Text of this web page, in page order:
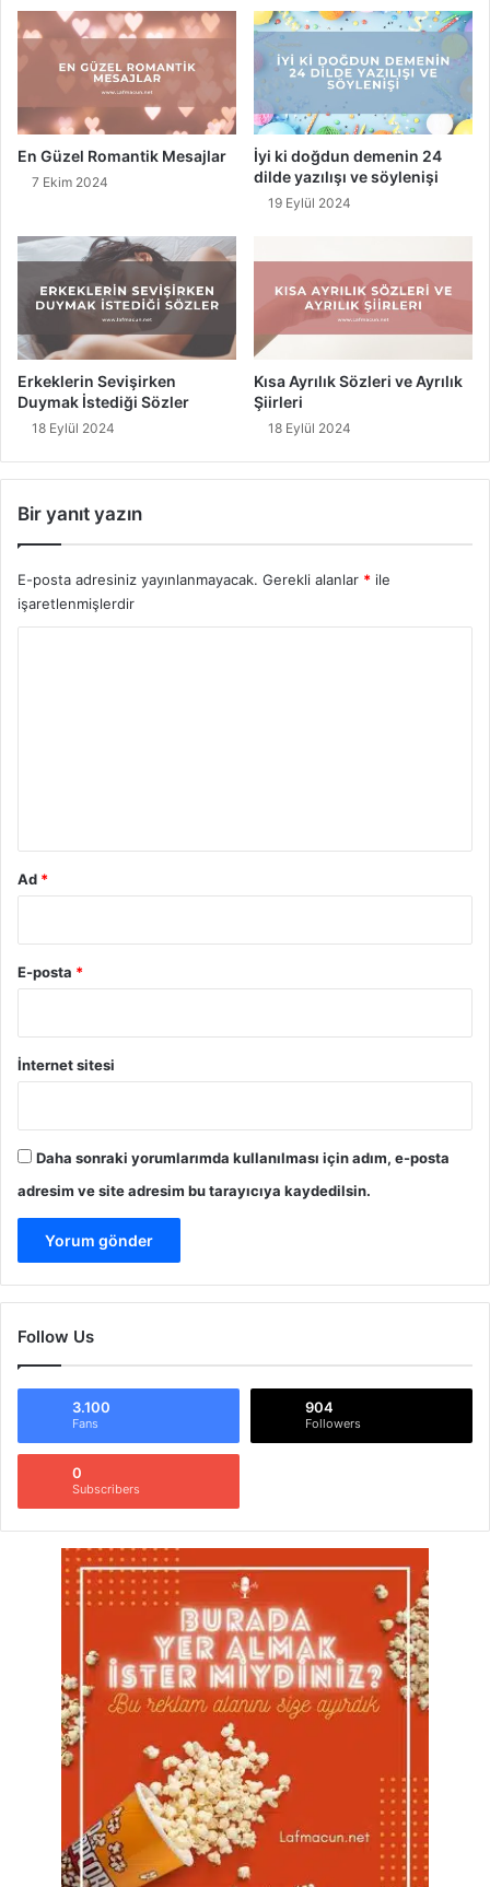
L
l
e
i
r
i
n
l
ş
r
i
l
r
e
k
Ç
r
i
k
1
2
F
t
o
ğ
a
f
En Güzel Romantik Mesajlar
7 Ekim 2024
İyi ki doğdun demenin 24
dilde yazılışı ve söylenişi
19 Eylül 2024
Erkeklerin Sevişirken
Duymak İstediği Sözler
18 Eylül 2024
Kısa Ayrılık Sözleri ve Ayrılık
Şiirleri
18 Eylül 2024
Bir yanıt yazın
E-posta adresiniz yayınlanmayacak. Gerekli alanlar * ile
işaretlenmişlerdir
Ad *
E-posta *
İnternet sitesi
Daha sonraki yorumlarımda kullanılması için adım, e-posta
adresim ve site adresim bu tarayıcıya kaydedilsin.
Follow Us
3.100
Fans
904
Followers
0
Subscribers